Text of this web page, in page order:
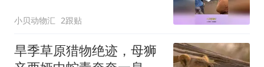
小贝动物汇 2跟贴
旱季草原猎物绝迹，母狮